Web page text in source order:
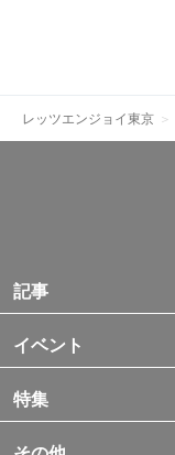
レッツエンジョイ東京
記事
イベント
特集